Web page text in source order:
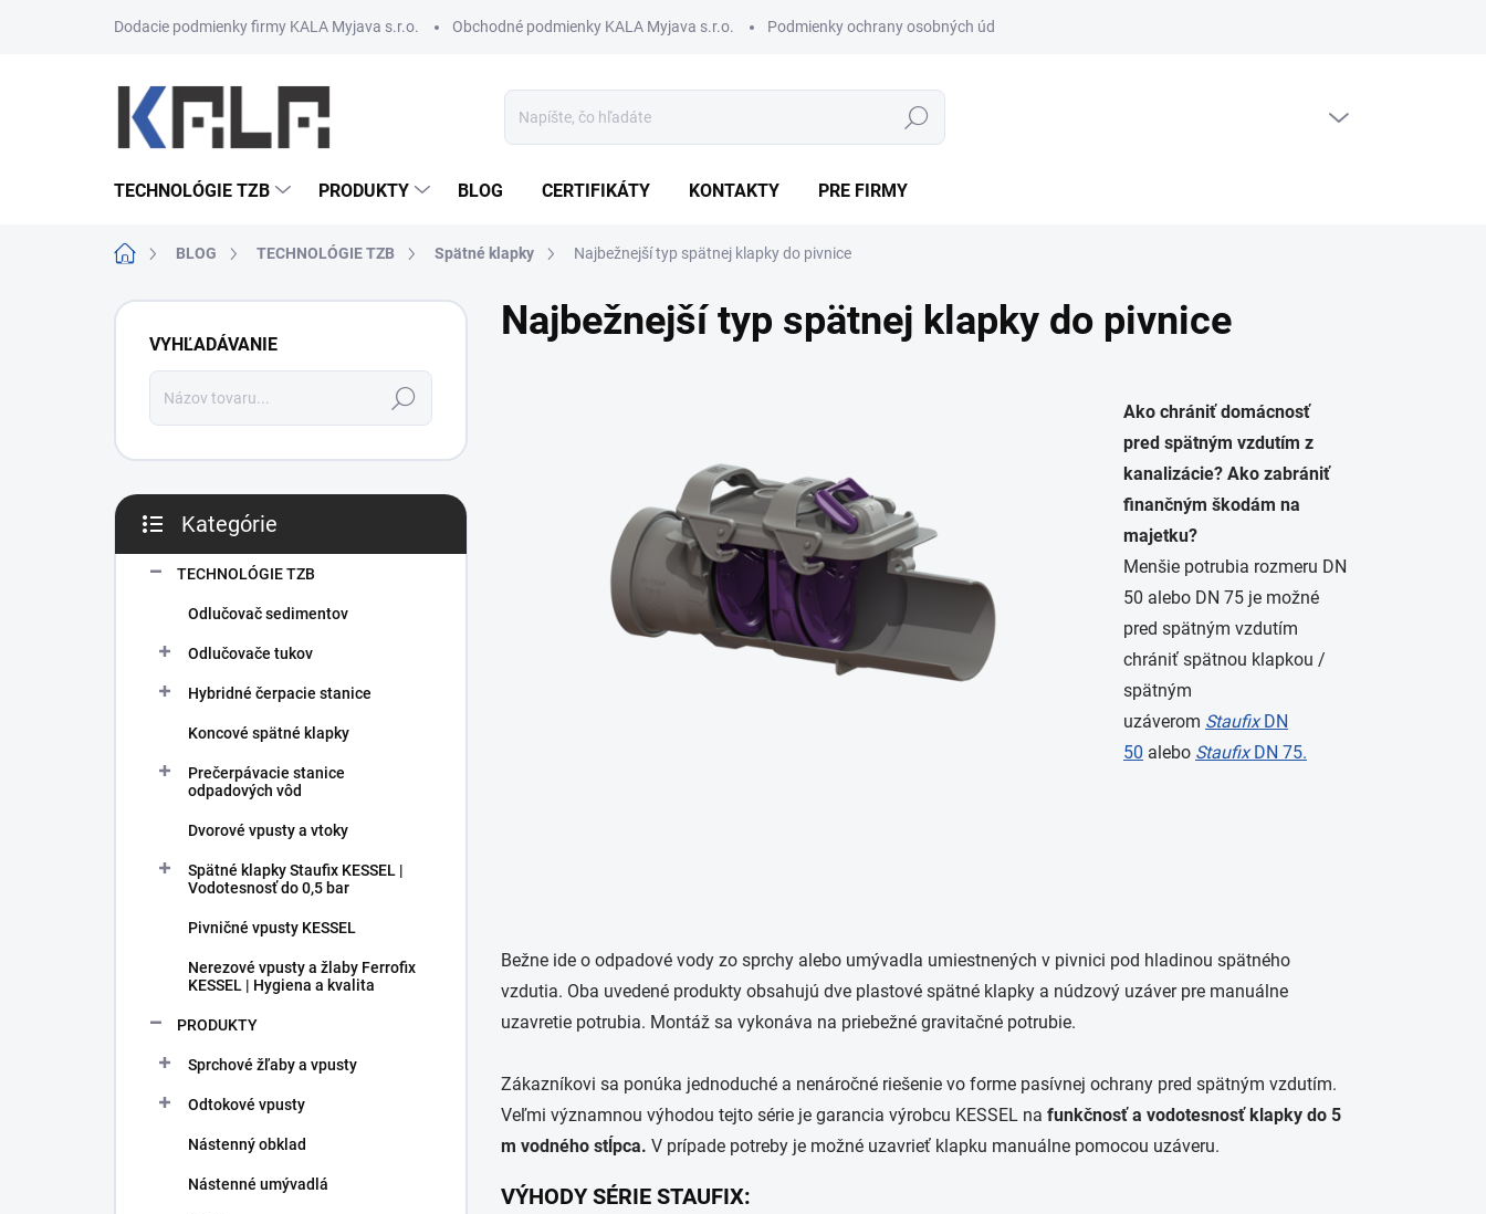
Dodacie podmienky firmy KALA Myjava s.r.o.
Obchodné podmienky KALA Myjava s.r.o. Podmienky ochrany osobných údajov
Hľadať NÁKUPNÝ KOŠÍK
TECHNOLÓGIE TZB PRODUKTY BLOG CERTIFIKÁTY KONTAKTY PRE FIRMY
DomovBLOG TECHNOLÓGIE TZB Spätné klapky Najbežnejší typ spätnej klapky do pivnice
Bočný panel
VYHĽADÁVANIE
Hľadať
Preskočiť kategórie
Kategórie
TECHNOLÓGIE TZB
Odlučovač sedimentov
Odlučovače tukov
Hybridné čerpacie stanice
Koncové spätné klapky
Prečerpávacie stanice
odpadových vôd
Dvorové vpusty a vtoky
Spätné klapky Staufix KESSEL |
Vodotesnosť do 0,5 bar
Pivničné vpusty KESSEL
Nerezové vpusty a žlaby Ferrofix
KESSEL | Hygiena a kvalita
PRODUKTY
Sprchové žľaby a vpusty
Odtokové vpusty
Nástenný obklad
Nástenné umývadlá
Najbežnejší typ spätnej klapky do pivnice
Ako chrániť domácnosť
pred spätným vzdutím z
kanalizácie? Ako zabrániť
finančným škodám na
majetku?
Menšie potrubia rozmeru DN
50 alebo DN 75 je možné
pred spätným vzdutím
chrániť spätnou klapkou /
spätným
uzáverom StaufixDN
50 alebo StaufixDN 75.
Bežne ide o odpadové vody zo sprchy alebo umývadla umiestnených v pivnici pod hladinou spätného
vzdutia. Oba uvedené produkty obsahujú dve plastové spätné klapky a núdzový uzáver pre manuálne
uzavretie potrubia. Montáž sa vykonáva na priebežné gravitačné potrubie.
Zákazníkovi sa ponúka jednoduché a nenáročné riešenie vo forme pasívnej ochrany pred spätným vzdutím.
Veľmi významnou výhodou tejto série je garancia výrobcu KESSEL na funkčnosť a vodotesnosť klapky do 5
m vodného stĺpca. V prípade potreby je možné uzavrieť klapku manuálne pomocou uzáveru.
VÝHODY SÉRIE STAUFIX: